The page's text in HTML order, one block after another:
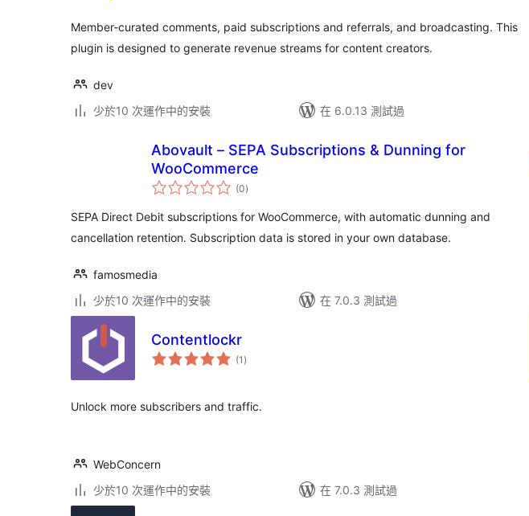
Member-curated comments, paid subscriptions and referrals, and broadcasting. This
plugin is designed to generate revenue streams for content creators.
dev
少於10 次運作中的安裝
在 6.0.13 測試過
Abovault – SEPA Subscriptions & Dunning for
WooCommerce
(0總
評)
SEPA Direct Debit subscriptions for WooCommerce, with automatic dunning and
cancellation retention. Subscription data is stored in your own database.
famosmedia
少於10 次運作中的安裝
在 7.0.3 測試過
Contentlockr
(1 總
評)
Unlock more subscribers and traffic.
WebConcern
少於10 次運作中的安裝
在 7.0.3 測試過